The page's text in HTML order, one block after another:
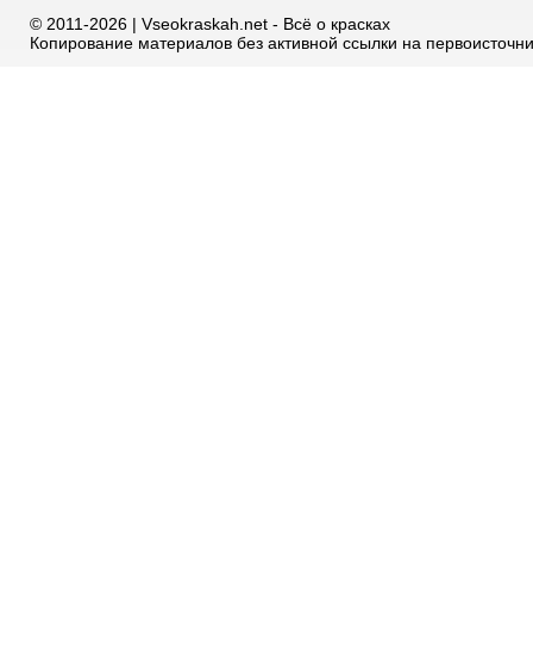
© 2011-2026 | Vseokraskah.net - Всё о красках
Копирование материалов без активной ссылки на